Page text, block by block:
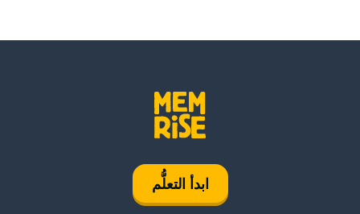
ابدأ التعلُّم